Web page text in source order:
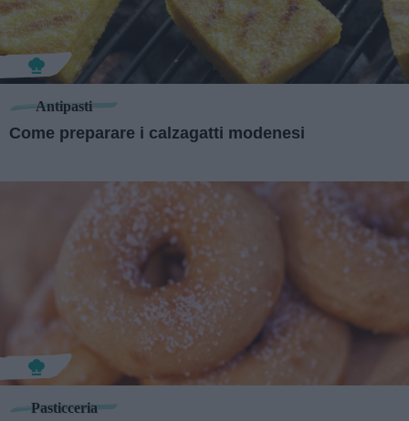
Antipasti
Come preparare i calzagatti modenesi
Pasticceria